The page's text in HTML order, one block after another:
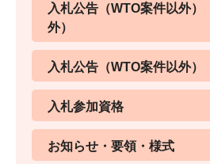
入札公告（WTO案件以外）
外）
入札公告（WTO案件以外）
入札参加資格
お知らせ・要領・様式